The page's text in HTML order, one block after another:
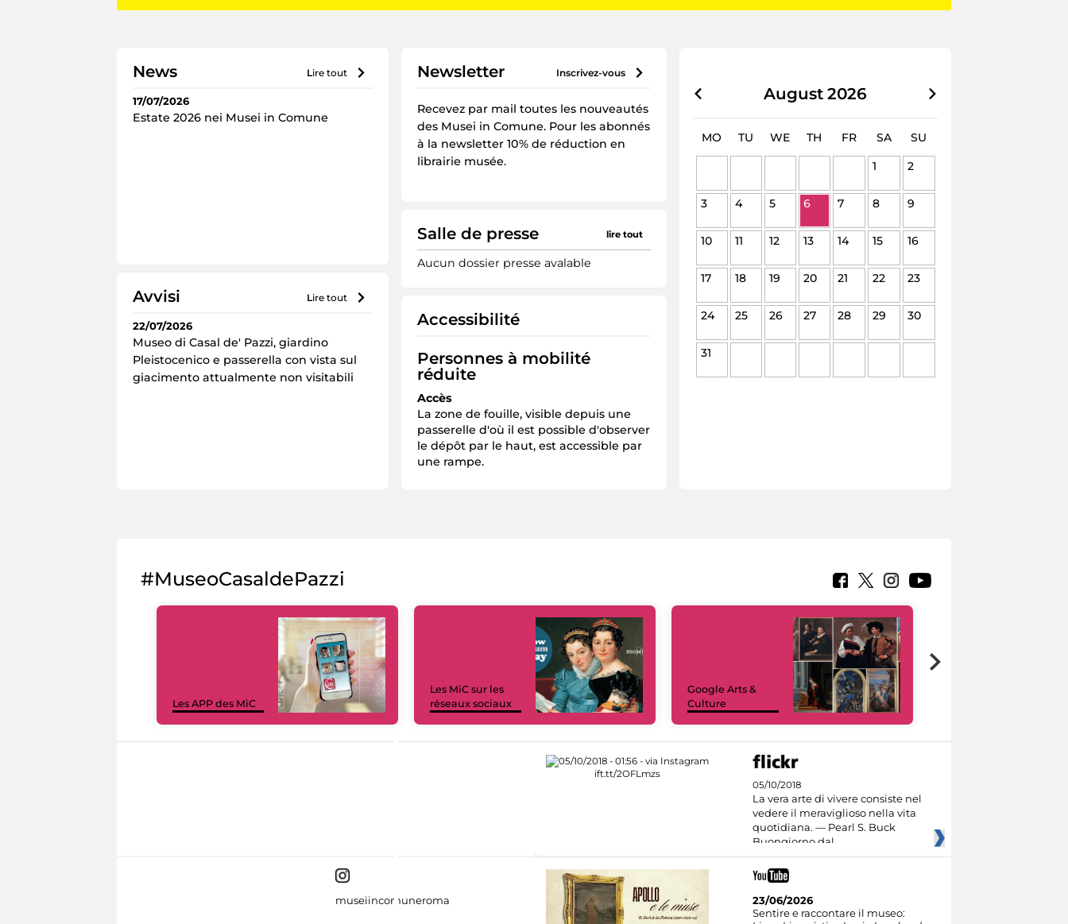
News lire tout
17/07/2026
Estate 2026 nei Musei in Comune
Avvisi lire tout
22/07/2026
Museo di Casal de' Pazzi, giardino
Pleistocenico e passerella con vista sul
giacimento attualmente non visitabili
Newsletter inscrivez-vous
Recevez par mail toutes les nouveautés
des Musei in Comune. Pour les abonnés
à la newsletter 10% de réduction en
librairie musée.
Salle de presse lire tout
Aucun dossier presse avalable
Accessibilité
Personnes à mobilité
réduite
Accès
La zone de fouille, visible depuis une
passerelle d'où il est possible d'observer
le dépôt par le haut, est accessible par
une rampe.
August 2026
MO TU WE TH FR SA
SU
1
2
3 4 5 6 7 8 9
10 11 12 13 14 15 16
17 18 19 20 21 22 23
24 25 26 27 28 29 30
31
#MuseoCasaldePazzi
Les APP des MiC
Les MiC sur les
réseaux sociaux
Google Arts &
Culture
05/10/2018
La vera arte di vivere consiste nel
vedere il meraviglioso nella vita
quotidiana. — Pearl S. Buck
Buongiorno dal
museiincomuneroma
23/06/2026
Sentire e raccontare il museo: